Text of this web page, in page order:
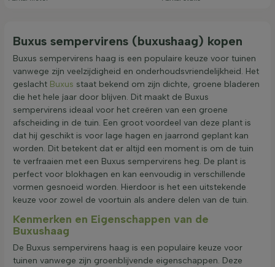
Buxus sempervirens (buxushaag) kopen
Buxus sempervirens haag is een populaire keuze voor tuinen
vanwege zijn veelzijdigheid en onderhoudsvriendelijkheid. Het
geslacht Buxus staat bekend om zijn dichte, groene bladeren
die het hele jaar door blijven. Dit maakt de Buxus
sempervirens ideaal voor het creëren van een groene
afscheiding in de tuin. Een groot voordeel van deze plant is
dat hij geschikt is voor lage hagen en jaarrond geplant kan
worden. Dit betekent dat er altijd een moment is om de tuin
te verfraaien met een Buxus sempervirens heg. De plant is
perfect voor blokhagen en kan eenvoudig in verschillende
vormen gesnoeid worden. Hierdoor is het een uitstekende
keuze voor zowel de voortuin als andere delen van de tuin.
Kenmerken en Eigenschappen van de
Buxushaag
De Buxus sempervirens haag is een populaire keuze voor
tuinen vanwege zijn groenblijvende eigenschappen. Deze